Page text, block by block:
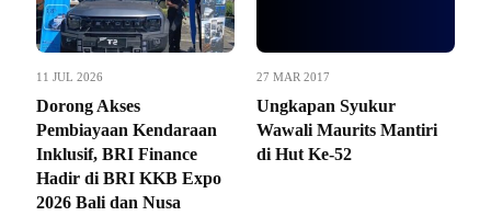
11 JUL 2026
Dorong Akses
Pembiayaan Kendaraan
Inklusif, BRI Finance
Hadir di BRI KKB Expo
2026 Bali dan Nusa
27 MAR 2017
Ungkapan Syukur
Wawali Maurits Mantiri
di Hut Ke-52